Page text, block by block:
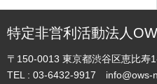
特定非営利活動法人
〒150-0013 東京都渋谷区恵比寿
TEL : 03-6432-9917 info@ows-